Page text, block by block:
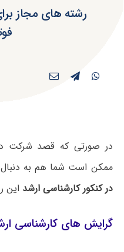
رشته های مجاز
در صورتی که قصد شرکت
ممکن است شما هم به
در کنکور کارشناسی ارشد این
گرایش های کارشناسی